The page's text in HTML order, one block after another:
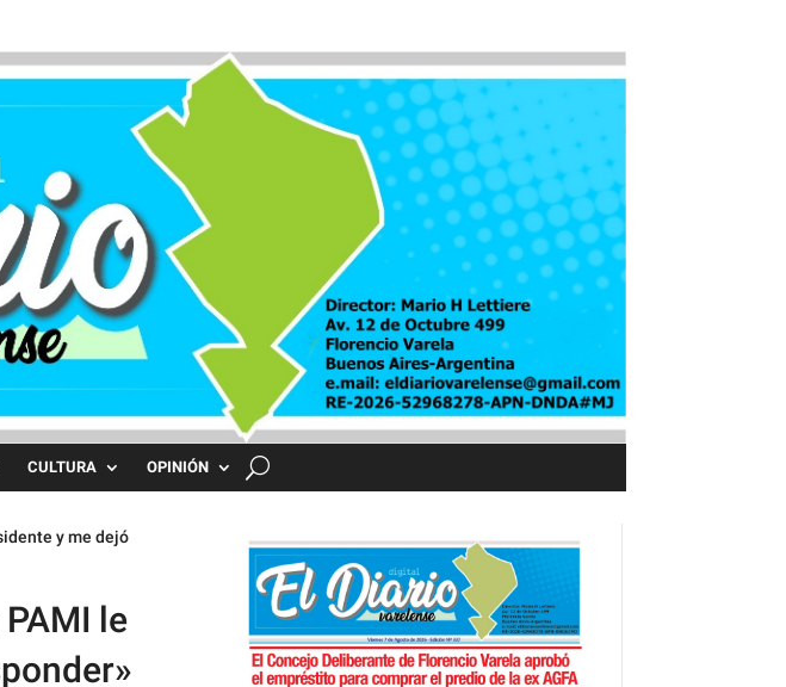
CULTURA OPINIÓN
y me dejó
le